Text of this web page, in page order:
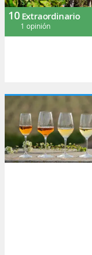
10 Extraordinario
1 opinión